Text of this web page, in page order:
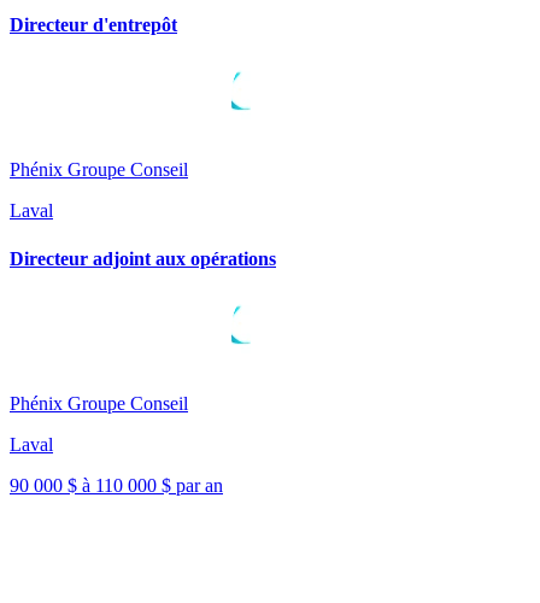
Directeur d'entrepôt
Phénix Groupe Conseil
Laval
Directeur adjoint aux opérations
Phénix Groupe Conseil
Laval
90 000 $ à 110 000 $ par an